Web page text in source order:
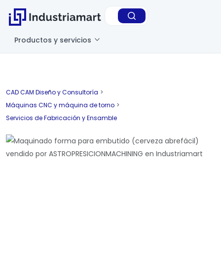
Productos y servicios
CAD CAM Diseño y Consultoría >
Máquinas CNC y máquina de torno >
Servicios de Fabricación y Ensamble